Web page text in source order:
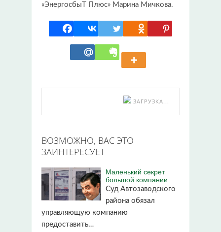
«ЭнергосбыТ Плюс» Марина Мичкова.
ЗАГРУЗКА...
ВОЗМОЖНО, ВАС ЭТО
ЗАИНТЕРЕСУЕТ
Маленький секрет
большой компании
Суд Автозаводского
района обязал
управляющую компанию
предоставить…